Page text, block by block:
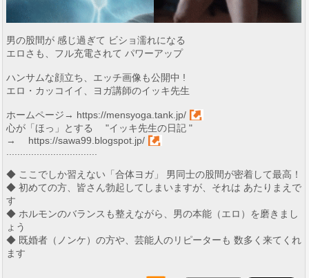
男の股間が 感じ過ぎて ビショ濡れになる
エロさも、フル充電されて パワーアップ
ハンサムな顔立ち、エッチ画像も公開中 !
エロ・カッコイイ、ヨガ講師のイッキ先生
ホームページ→ https://mensyoga.tank.jp/
心が「ほっ」とする "イッキ先生の日記 "
→ https://sawa99.blogspot.jp/
.................................
◆ ここでしか習えない「合体ヨガ」 男同士の股間が密着して最高！
◆ 初めての方、皆さん勃起してしまいますが、それは あたりまえで
す
◆ ホルモンのバランスも整えながら、男の本能（エロ）を磨きまし
ょう
◆ 既婚者（ノンケ）の方や、芸能人のリピーターも 数多く来てくれ
ます